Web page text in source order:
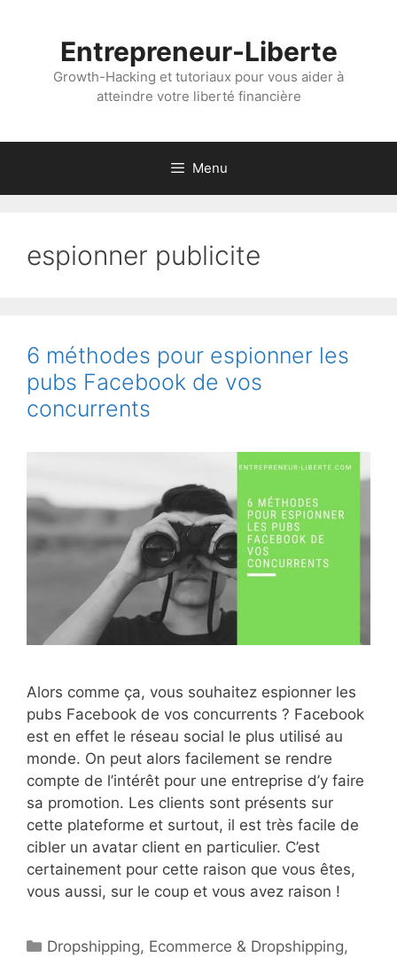
Entrepreneur-Liberte
Growth-Hacking et tutoriaux pour vous aider à
atteindre votre liberté financière
Menu
espionner publicite
6 méthodes pour espionner les
pubs Facebook de vos
concurrents
Alors comme ça, vous souhaitez espionner les
pubs Facebook de vos concurrents ? Facebook
est en effet le réseau social le plus utilisé au
monde. On peut alors facilement se rendre
compte de l’intérêt pour une entreprise d’y faire
sa promotion. Les clients sont présents sur
cette plateforme et surtout, il est très facile de
cibler un avatar client en particulier. C’est
certainement pour cette raison que vous êtes,
vous aussi, sur le coup et vous avez raison !
Catégories
Dropshipping, Ecommerce & Dropshipping,